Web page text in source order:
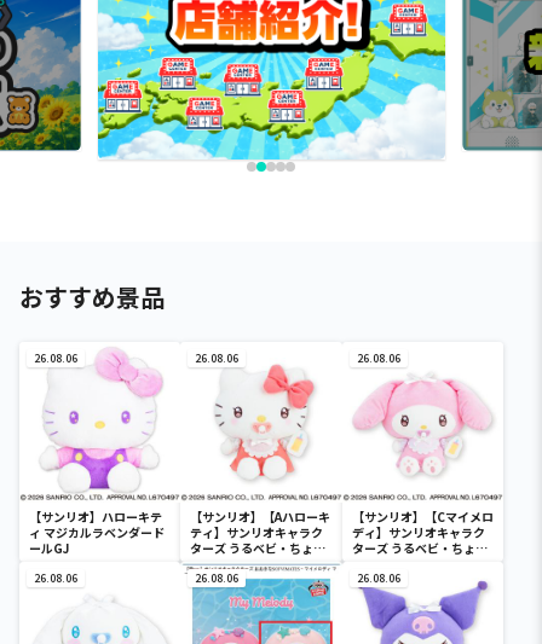
おすすめ景品
26.08.06
【サンリオ】ハローキテ
ィ マジカルラベンダード
ールGJ
26.08.06
【サンリオ】【Aハローキ
ティ】サンリオキャラク
ターズ うるベビ・ちょい
デカドール
26.08.06
【サンリオ】【Cマイメロ
ディ】サンリオキャラク
ターズ うるベビ・ちょい
26.08.06 26.08.06 26.08.06